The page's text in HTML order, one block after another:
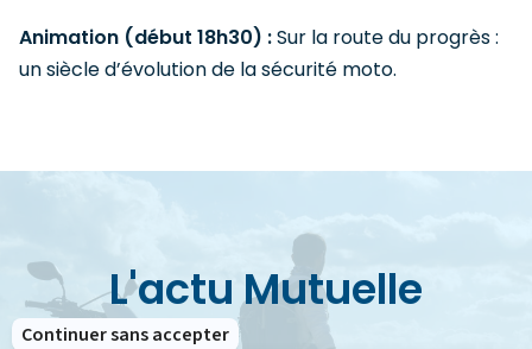
Continuer sans accepter
Animation (début 18h30) :Sur la route du progrès :
un siècle d’évolution de la sécurité moto.
L'actu Mutuelle